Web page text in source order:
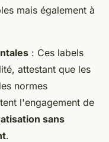
mais également à
: Ces labels
attestant que les
normes
l'engagement de
sans
.